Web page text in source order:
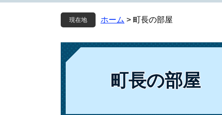
現在地 ホーム > 町長の部屋
町長の部屋